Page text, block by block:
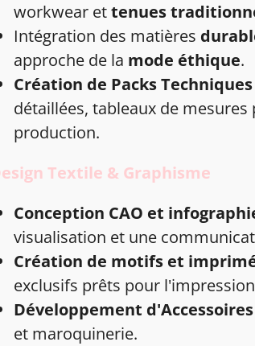
workwear ettenues
Intégration des matières
approche de la mode éthique.
Création de Packs
détaillées, tableaux de
production.
Textile & Graphisme
Conception CAO et
visualisation et une
Création de motifs et
exclusifs prêts pour
Développement d'Accessoires
et maroquinerie.